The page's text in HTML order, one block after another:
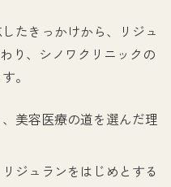
たきっかけから、リジュ
り、シノワクリニックの
。
美容医療の道を選んだ理
ジュランをはじめとする